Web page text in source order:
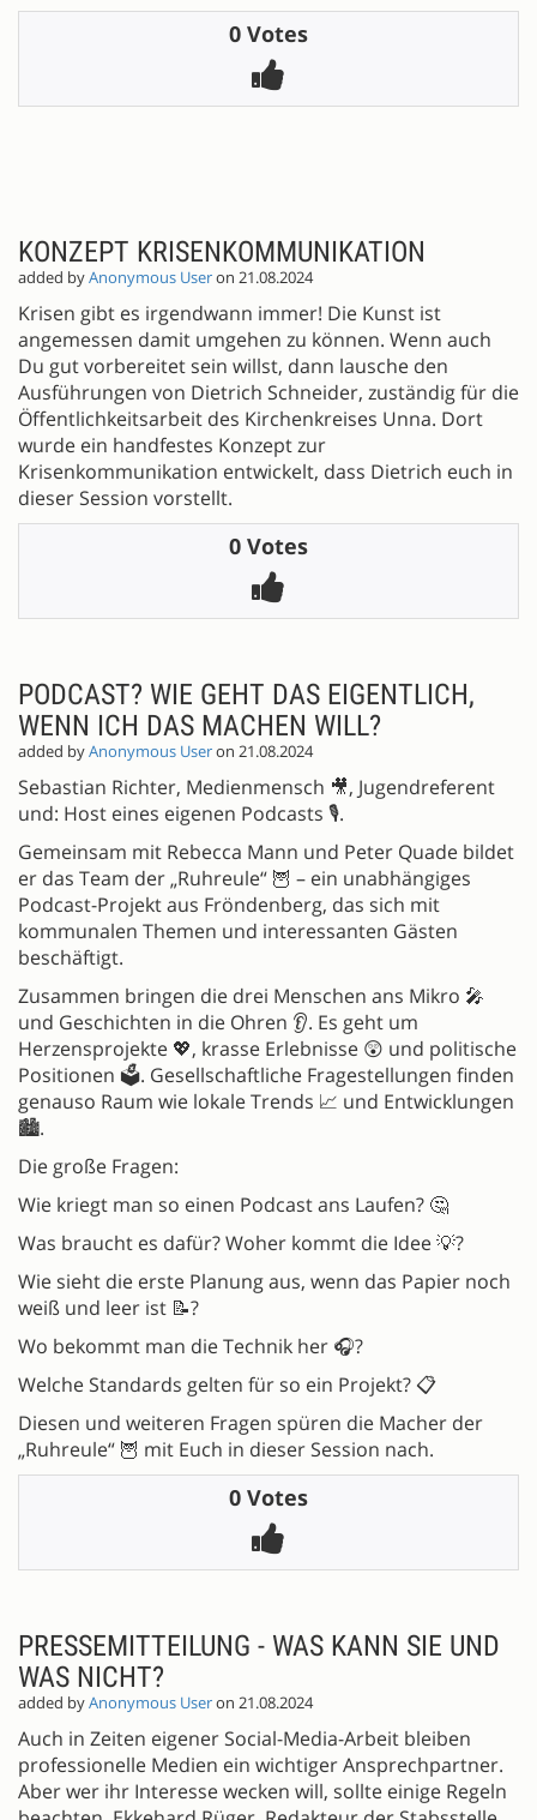
0 Votes
KONZEPT KRISENKOMMUNIKATION
added byAnonymous Useron 21.08.2024
Krisen gibt es irgendwann immer! Die Kunst ist
angemessen damit umgehen zu können. Wenn auch
Du gut vorbereitet sein willst, dann lausche den
Ausführungen von Dietrich Schneider, zuständig für die
Öffentlichkeitsarbeit des Kirchenkreises Unna. Dort
wurde ein handfestes Konzept zur
Krisenkommunikation entwickelt, dass Dietrich euch in
dieser Session vorstellt.
0 Votes
PODCAST? WIE GEHT DAS EIGENTLICH,
WENN ICH DAS MACHEN WILL?
added byAnonymous Useron 21.08.2024
Sebastian Richter, Medienmensch 🎥, Jugendreferent
und: Host eines eigenen Podcasts 🎙️.
Gemeinsam mit Rebecca Mann und Peter Quade bildet
er das Team der „Ruhreule“ 🦉 – ein unabhängiges
Podcast-Projekt aus Fröndenberg, das sich mit
kommunalen Themen und interessanten Gästen
beschäftigt.
Zusammen bringen die drei Menschen ans Mikro 🎤
und Geschichten in die Ohren 👂. Es geht um
Herzensprojekte 💖, krasse Erlebnisse 😲 und politische
Positionen 🗳️. Gesellschaftliche Fragestellungen finden
genauso Raum wie lokale Trends 📈 und Entwicklungen
🏙️.
Die große Fragen:
Wie kriegt man so einen Podcast ans Laufen? 🤔
Was braucht es dafür? Woher kommt die Idee 💡?
Wie sieht die erste Planung aus, wenn das Papier noch
weiß und leer ist 📝?
Wo bekommt man die Technik her 🎧?
Welche Standards gelten für so ein Projekt? 📋
Diesen und weiteren Fragen spüren die Macher der
„Ruhreule“ 🦉 mit Euch in dieser Session nach.
0 Votes
PRESSEMITTEILUNG - WAS KANN SIE UND
WAS NICHT?
added byAnonymous Useron 21.08.2024
Auch in Zeiten eigener Social-Media-Arbeit bleiben
professionelle Medien ein wichtiger Ansprechpartner.
Aber wer ihr Interesse wecken will, sollte einige Regeln